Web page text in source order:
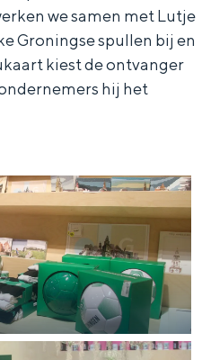
we samen met Lutje
Groningse spullen bij en
kiest de ontvanger
hij het